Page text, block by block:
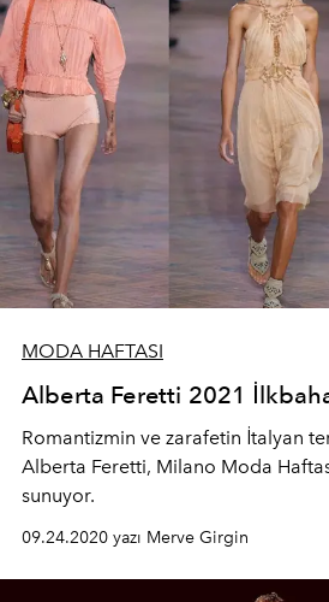
MODA HAFTASI
Alberta Feretti 2021
Romantizmin ve zarafetin İtalyan
Alberta Feretti, Milano Moda
sunuyor.
09.24.2020 yazı Merve Girgin